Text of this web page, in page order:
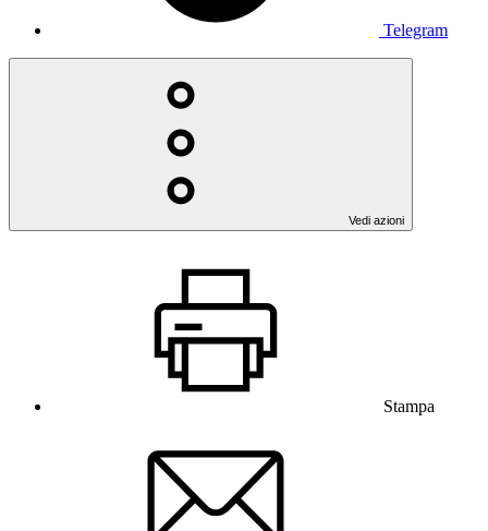
Telegram
Vedi azioni
Stampa